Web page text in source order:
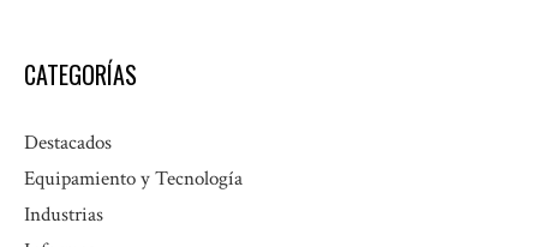
CATEGORÍAS
Destacados
Equipamiento y Tecnología
Industrias